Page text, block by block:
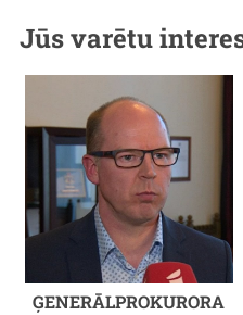
Jūs varētu
ĢENERĀLPROKURORA